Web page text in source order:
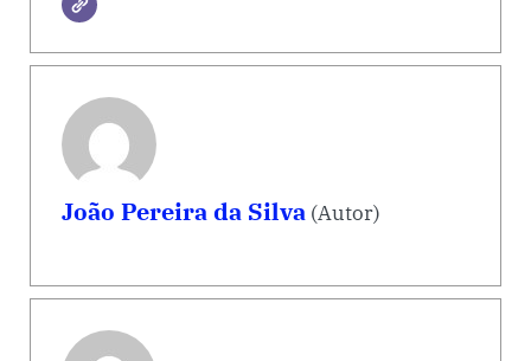
João Pereira da Silva(Autor)